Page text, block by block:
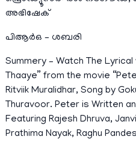
അഭിഷേക്
പിആർഒ – ശബരി
Summery – Watch The
Thaaye” from the movie
Ritviik Muralidhar, Song by
Thuravoor. Peter is Written
Featuring Rajesh Dhruva,
Prathima Nayak, Raghu